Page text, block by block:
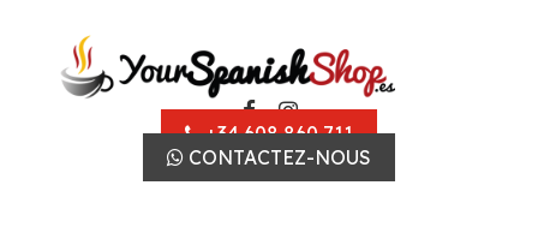
+34 608 860 711
CONTACTEZ-NOUS